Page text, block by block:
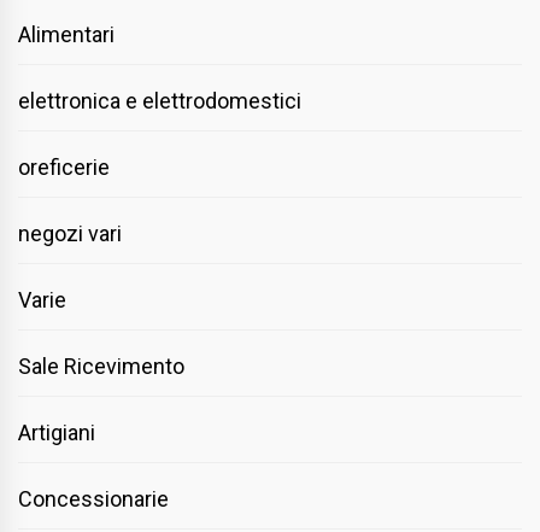
Alimentari
elettronica e elettrodomestici
oreficerie
negozi vari
Varie
Sale Ricevimento
Artigiani
Concessionarie